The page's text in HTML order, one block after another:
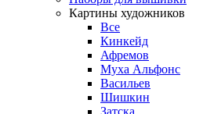
Картины художников
Все
Кинкейд
Афремов
Муха Альфонс
Васильев
Шишкин
Затска